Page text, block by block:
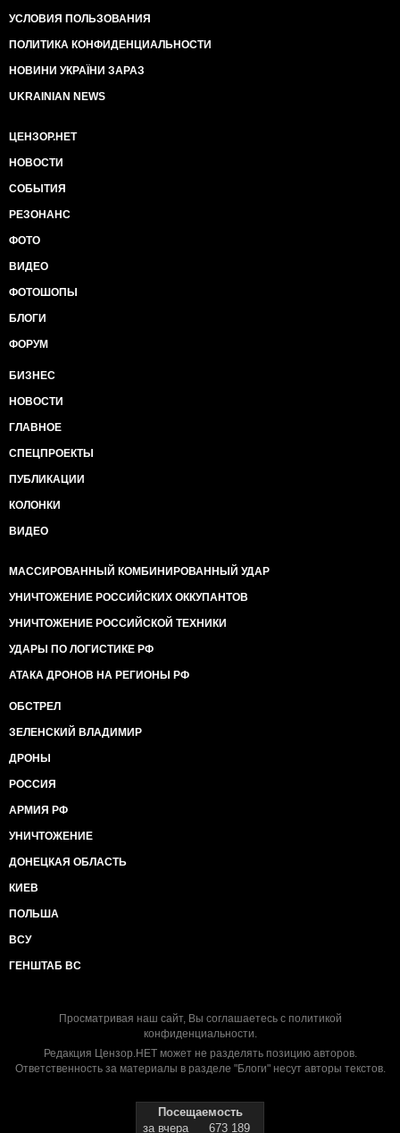
УСЛОВИЯ ПОЛЬЗОВАНИЯ
ПОЛИТИКА КОНФИДЕНЦИАЛЬНОСТИ
НОВИНИ УКРАЇНИ ЗАРАЗ
UKRAINIAN NEWS
ЦЕНЗОР.НЕТ
НОВОСТИ
СОБЫТИЯ
РЕЗОНАНС
ФОТО
ВИДЕО
ФОТОШОПЫ
БЛОГИ
ФОРУМ
БИЗНЕС
НОВОСТИ
ГЛАВНОЕ
СПЕЦПРОЕКТЫ
ПУБЛИКАЦИИ
КОЛОНКИ
ВИДЕО
МАССИРОВАННЫЙ КОМБИНИРОВАННЫЙ УДАР
УНИЧТОЖЕНИЕ РОССИЙСКИХ ОККУПАНТОВ
УНИЧТОЖЕНИЕ РОССИЙСКОЙ ТЕХНИКИ
УДАРЫ ПО ЛОГИСТИКЕ РФ
АТАКА ДРОНОВ НА РЕГИОНЫ РФ
ОБСТРЕЛ
ЗЕЛЕНСКИЙ ВЛАДИМИР
ДРОНЫ
РОССИЯ
АРМИЯ РФ
УНИЧТОЖЕНИЕ
ДОНЕЦКАЯ ОБЛАСТЬ
КИЕВ
ПОЛЬША
ВСУ
ГЕНШТАБ ВС
Просматривая наш сайт, Вы соглашаетесь с политикой
конфиденциальности.
Редакция Цензор.НЕТ может не разделять позицию авторов.
Ответственность за материалы в разделе "Блоги" несут авторы текстов.
Посещаемость
за вчера
673 189